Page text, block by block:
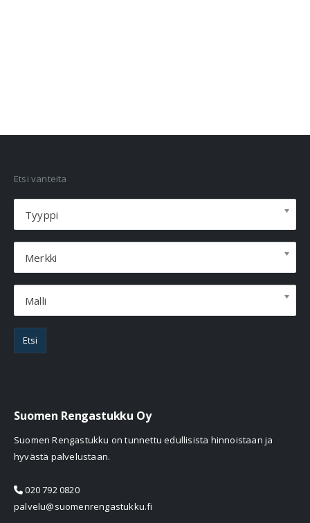
Etsi vanteita
Tyyppi
Merkki
Malli
Etsi
Suomen Rengastukku Oy
Suomen Rengastukku on tunnettu edullisista hinnoistaan ja
hyvästä palvelustaan.
020 792 0820
palvelu@suomenrengastukku.fi